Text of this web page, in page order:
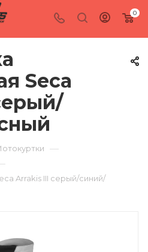
0
Seca
—
Arrakis III серый/синий/